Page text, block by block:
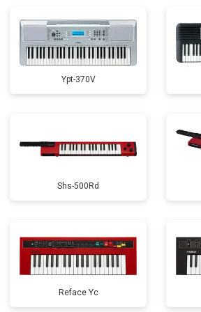
Ypt-370V
Shs-500Rd
Reface Yc